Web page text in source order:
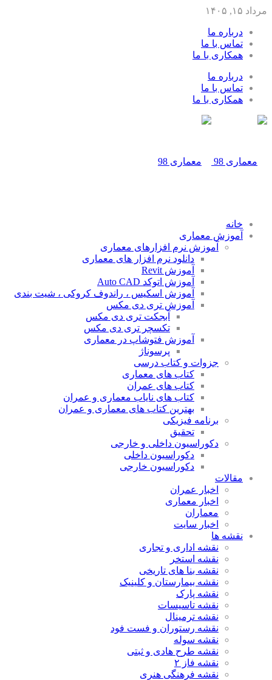
مرداد ۱۵, ۱۴۰۵
درباره ما
تماس با ما
همکاری با ما
درباره ما
تماس با ما
همکاری با ما
خانه
آموزش معماری
آموزش نرم افزارهای معماری
دانلود نرم افزار های معماری
آموزش Revit
آموزش اتوکد Auto CAD
آموزش اسکیس ، راندوف کروکی ، شیت بندی
آموزش تری دی مکس
آبجکت تری دی مکس
تکسچر تری دی مکس
آموزش فتوشاپ در معماری
پرسوناژ
جزوات و کتاب درسی
کتاب های معماری
کتاب های عمران
کتاب های نایاب معماری و عمران
بهترین کتاب های معماری و عمران
برنامه فیزیکی
تحقیق
دکوراسیون داخلی و خارجی
دکوراسیون داخلی
دکوراسیون خارجی
مقالات
اخبار عمران
اخبار معماری
معماران
اخبار سایت
نقشه ها
نقشه اداری و تجاری
نقشه استخر
نقشه بنا های تاریخی
نقشه بیمارستان و کلینیک
نقشه پارک
نقشه تاسیسات
نقشه ترمینال
نقشه رستوران و فست فود
نقشه سوله
نقشه طرح هادی و ثبتی
نقشه فاز ۲
نقشه فرهنگی هنری